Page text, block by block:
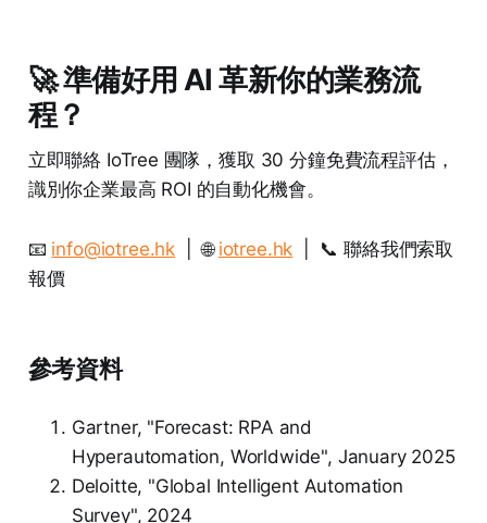
🚀 準備好用 AI 革新你的業務流
程？
立即聯絡 IoTree 團隊，獲取 30 分鐘免費流程評估，
識別你企業最高 ROI 的自動化機會。
📧 info@iotree.hk | 🌐 iotree.hk | 📞 聯絡我們索取
報價
參考資料
Gartner, "Forecast: RPA and
Hyperautomation, Worldwide", January 2025
Deloitte, "Global Intelligent Automation
Survey", 2024